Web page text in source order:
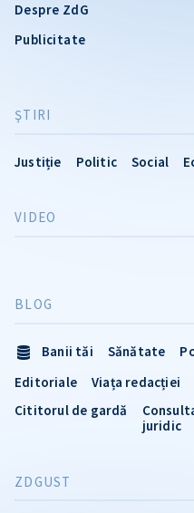
Despre ZdG
Publicitate
ŞTIRI
Justiție Politic Social
VIDEO
BLOG
Banii tăi Sănătate
Editoriale
Viața redacției
Cititorul de gardă
juridic
ZDGUST